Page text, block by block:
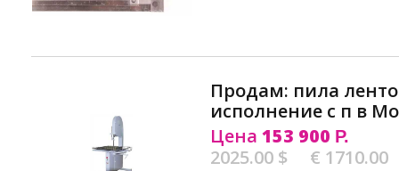
Продам: пила
исполнение с п в
Цена 153 900 Р.
2025.00 $
€ 1710.00